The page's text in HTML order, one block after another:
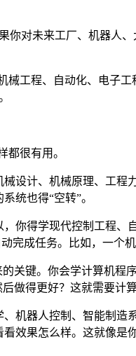
你对未来工厂、机器人
械工程、自动化、电子
都很有用。
设计、机械原理、工
统也得“空转”。
你得学现代控制工程
完成任务。比如，一个
关键。你会学计算机程
做得更好？这就需要计
、机器人控制、智能制
效果怎么样。这就像